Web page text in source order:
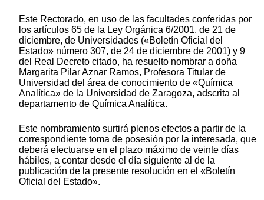
Este Rectorado, en uso de las facultades conferidas por
los artículos 65 de la Ley Orgánica 6/2001, de 21 de
diciembre, de Universidades («Boletín Oficial del
Estado» número 307, de 24 de diciembre de 2001) y 9
del Real Decreto citado, ha resuelto nombrar a doña
Margarita Pilar Aznar Ramos, Profesora Titular de
Universidad del área de conocimiento de «Química
Analítica» de la Universidad de Zaragoza, adscrita al
departamento de Química Analítica.
Este nombramiento surtirá plenos efectos a partir de la
correspondiente toma de posesión por la interesada, que
deberá efectuarse en el plazo máximo de veinte días
hábiles, a contar desde el día siguiente al de la
publicación de la presente resolución en el «Boletín
Oficial del Estado».